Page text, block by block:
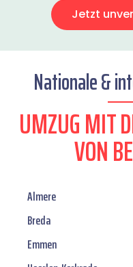
Jetzt
Nationale &
UMZUG MIT
VON
Almere
Breda
Emmen